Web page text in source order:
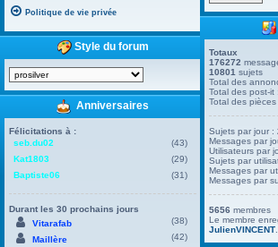
Politique de vie privée
Style du forum
Anniversaires
Félicitations à :
seb.du02
(43)
Kat1803
(29)
Baptiste06
(31)
Durant les 30 prochains jours
Vitarafab
(38)
Maillère
(42)
Totaux
176272
10801 sujets
Total des
Total des post-
Total des
Sujets par jour :
Messages par
Utilisateurs par
Sujets par
Messages par
Messages par
5656 membres
Le membre
JulienVINCENT